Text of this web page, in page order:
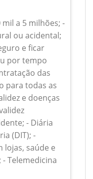
mil a 5 milhões; -
ou acidental;
e ficar
por tempo
das
para todas as
e doenças
- Diária
(DIT); -
lojas, saúde e
Telemedicina